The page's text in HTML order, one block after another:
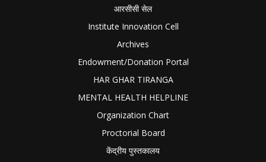
आरसीसी सेल
Institute Innovation Cell
Archives
Endowment/Donation Portal
HAR GHAR TIRANGA
MENTAL HEALTH HELPLINE
Organization Chart
Proctorial Board
केंद्रीय पुस्तकालय